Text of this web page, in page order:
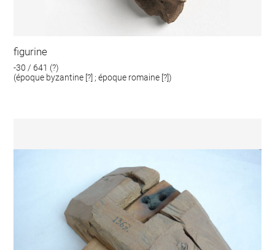
figurine
-30 / 641 (?)
(époque byzantine [?] ; époque romaine [?])